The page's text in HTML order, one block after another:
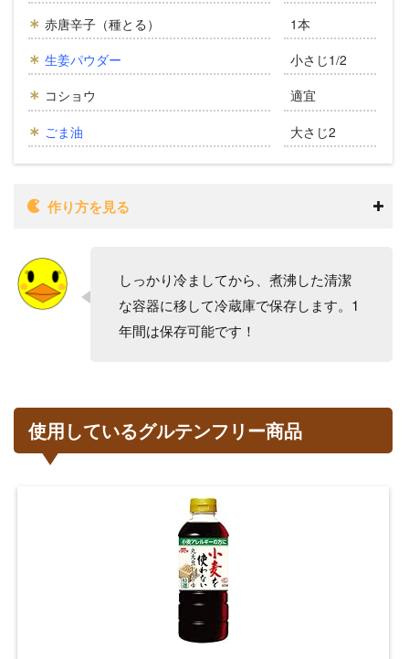
赤唐辛子（種とる）
生姜パウダー
コショウ
ごま油
1本
小さじ1/2
適宜
大さじ2
作り方を見る
しっかり冷ましてから、煮沸した清潔
な容器に移して冷蔵庫で保存します。1
年間は保存可能です！
使用しているグルテンフリー商品